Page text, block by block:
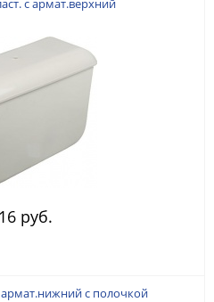
руб.
армат.нижний с полочкой